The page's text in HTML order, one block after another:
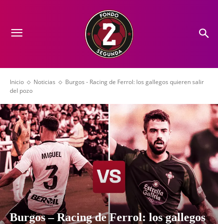
Inicio Noticias
Burgos - Racing de Ferrol: los gallegos quieren salir
del pozo
Burgos – Racing de Ferrol: los gallegos